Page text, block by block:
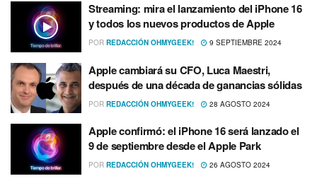
Streaming: mira el lanzamiento del iPhone 16
y todos los nuevos productos de Apple
POR REDACCIÓN OHMYGEEK! 9 SEPTIEMBRE 2024
Apple cambiará su CFO, Luca Maestri,
después de una década de ganancias sólidas
POR REDACCIÓN OHMYGEEK! 28 AGOSTO 2024
Apple confirmó: el iPhone 16 será lanzado el
9 de septiembre desde el Apple Park
POR REDACCIÓN OHMYGEEK! 26 AGOSTO 2024